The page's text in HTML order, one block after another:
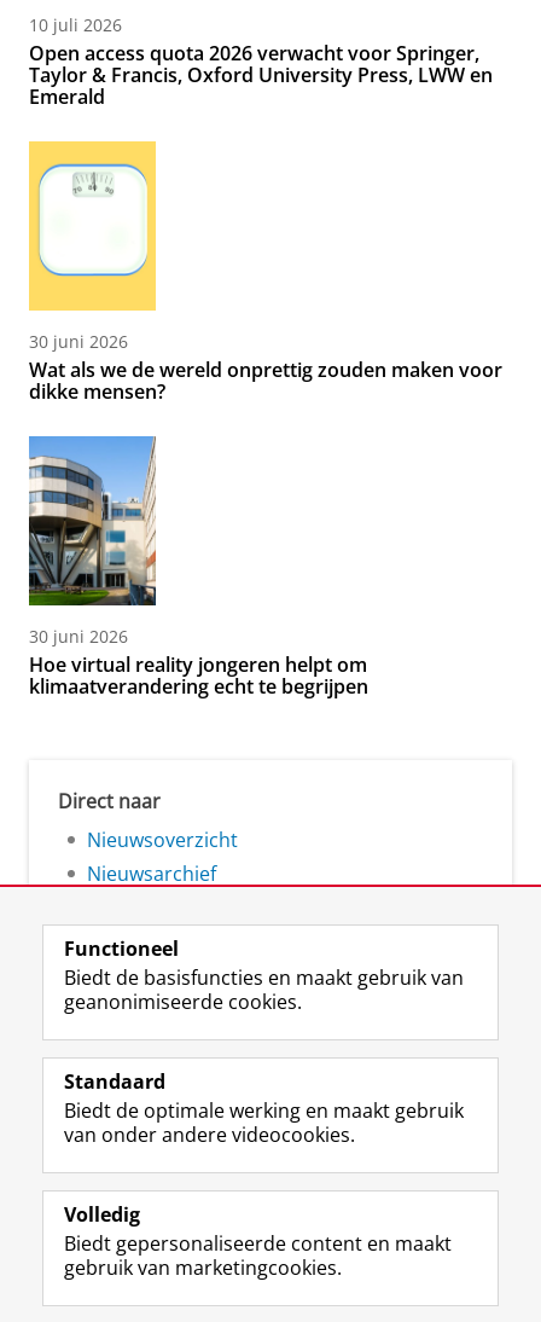
10 juli 2026
Open access quota 2026 verwacht voor Springer,
Taylor & Francis, Oxford University Press, LWW en
Emerald
30 juni 2026
Wat als we de wereld onprettig zouden maken voor
dikke mensen?
30 juni 2026
Hoe virtual reality jongeren helpt om
klimaatverandering echt te begrijpen
Direct naar
Nieuwsoverzicht
Nieuwsarchief
Volg de RUG
F
a
e
b
o
p
a
i
L
i
k
e
I
-
p
g
R
S
-
f
e
R
k
I
n
t
r
m
c
Y
o
T
e
k
a
Studiekiezers
Alumni
Over ons
Functioneel
Biedt de basisfuncties en maakt gebruik van
geanonimiseerde cookies.
Standaard
Biedt de optimale werking en maakt gebruik
van onder andere videocookies.
Volledig
Biedt gepersonaliseerde content en maakt
gebruik van marketingcookies.